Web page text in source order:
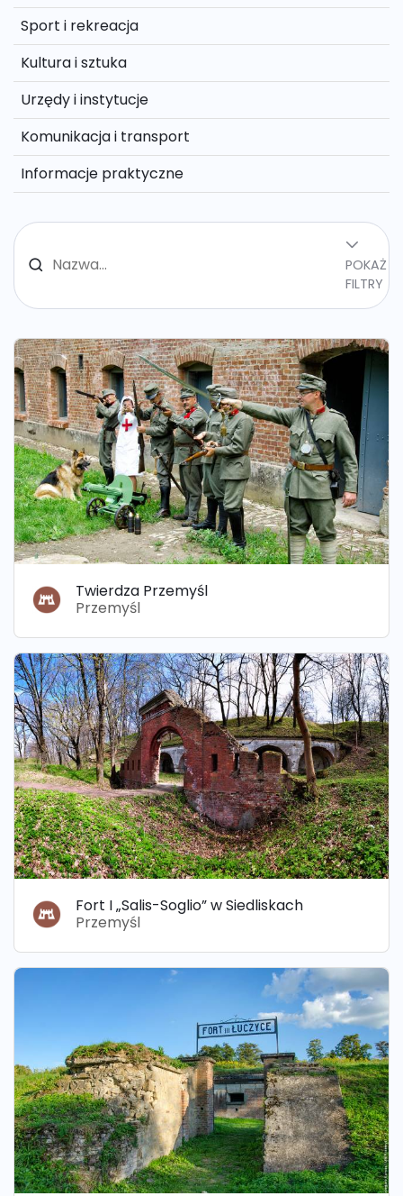
POKAŻ
FILTRY
Twierdza Przemyśl
Przemyśl
Fort I „Salis-Soglio” w Siedliskach
Przemyśl
Sport i rekreacja
Kultura i sztuka
Urzędy i instytucje
Komunikacja i transport
Informacje praktyczne